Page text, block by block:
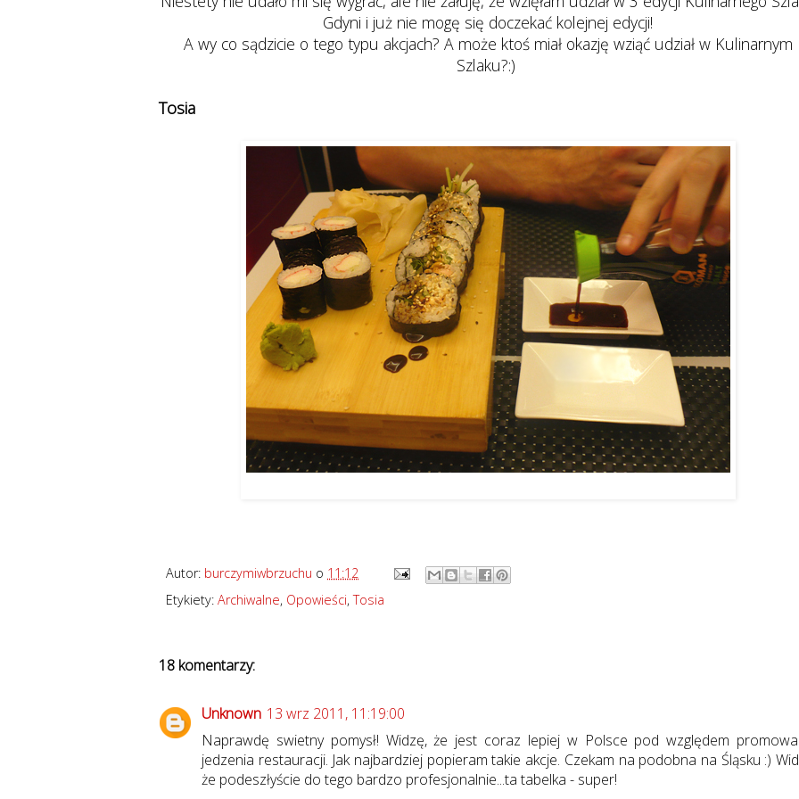
Gdyni i już nie mogę się doczekać kolejnej edycji!
A wy co sądzicie o tego typu akcjach? A może ktoś miał okazję wziąć udział w Kulinarnym
Szlaku?:)
Tosia
Autor: burczymiwbrzuchu o 11:12
Etykiety: Archiwalne, Opowieści,Tosia
18 komentarzy:
Unknown 13 wrz 2011, 11:19:00
Naprawdę swietny pomysł! Widzę, że jest coraz lepiej w Polsce pod względem
jedzenia restauracji. Jak najbardziej popieram takie akcje. Czekam na podobna na Śląsku :)
że podeszłyście do tego bardzo profesjonalnie...ta tabelka - super!